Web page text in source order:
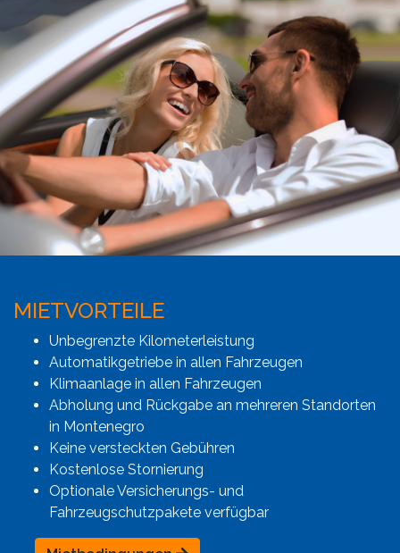
MIETVORTEILE
Unbegrenzte Kilometerleistung
Automatikgetriebe in allen Fahrzeugen
Klimaanlage in allen Fahrzeugen
Abholung und Rückgabe an mehreren Standorten
in Montenegro
Keine versteckten Gebühren
Kostenlose Stornierung
Optionale Versicherungs- und
Fahrzeugschutzpakete verfügbar